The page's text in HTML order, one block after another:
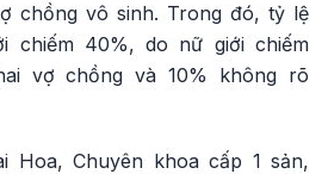
chồng vô sinh. Trong đó, tỷ lệ
chiếm 40%, do nữ giới chiếm
vợ chồng và 10% không rõ
Hoa, Chuyên khoa cấp 1 sản,